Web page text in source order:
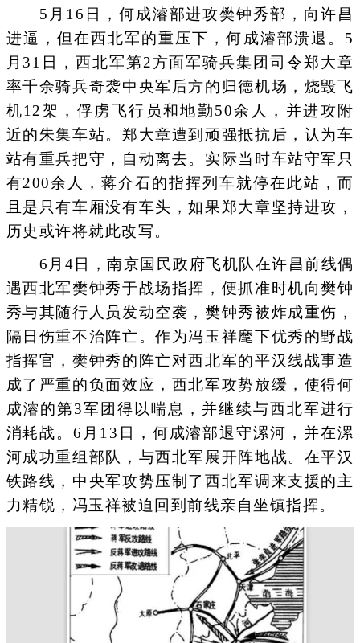
5月16日，何成濬部进攻樊钟秀部，向许昌
进逼，但在西北军的重压下，何成濬部溃退。5
月31日，西北军第2方面军骑兵集团司令郑大章
率千余骑兵奇袭中央军后方的归德机场，烧毁飞
机12架，俘虏飞行员和地勤50余人，并进攻附
近的朱集车站。郑大章遭到顽强抵抗后，认为车
站有重兵把守，自动离去。实际当时车站守军只
有200余人，蒋介石的指挥列车就停在此站，而
且是只有车厢没有车头，如果郑大章坚持进攻，
历史或许将就此改写。
6月4日，南京国民政府飞机队在许昌前线偶
遇西北军樊钟秀于战场指挥，便抓准时机向樊钟
秀与其随行人员发动空袭，樊钟秀被炸成重伤，
隔日伤重不治阵亡。作为冯玉祥麾下优秀的野战
指挥官，樊钟秀的阵亡对西北军的平汉线战事造
成了严重的负面效应，西北军攻势放缓，使得何
成濬的第3军团得以喘息，并继续与西北军进行
消耗战。6月13日，何成濬部退守漯河，并在漯
河成功重组部队，与西北军展开阵地战。在平汉
铁路线，中央军攻势压制了西北军调来支援的主
力精锐，冯玉祥被迫回到前线亲自坐镇指挥。